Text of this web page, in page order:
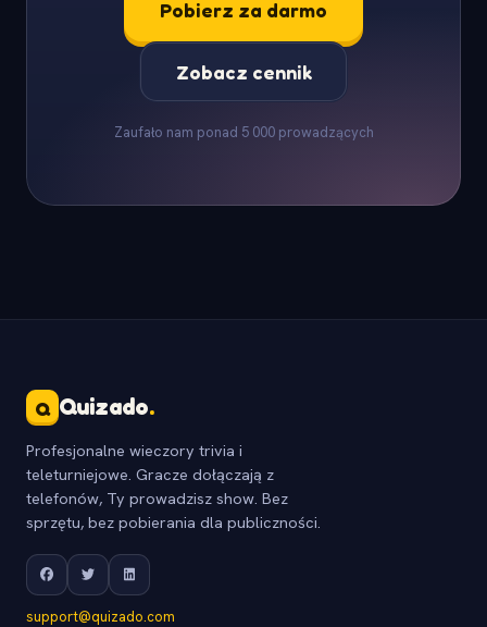
Pobierz za darmo
Zobacz cennik
Zaufało nam ponad 5 000 prowadzących
Q Quizado.
Profesjonalne wieczory trivia i
teleturniejowe. Gracze dołączają z
telefonów, Ty prowadzisz show. Bez
sprzętu, bez pobierania dla publiczności.
support@quizado.com